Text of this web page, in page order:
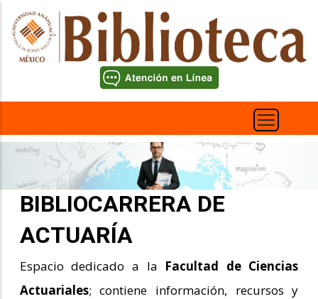
Pasar
contenido
BIBLIOCARRERA DE
ACTUARÍA
Espacio dedicado a la Facultad de Ciencias
Actuariales; contiene información, recursos y